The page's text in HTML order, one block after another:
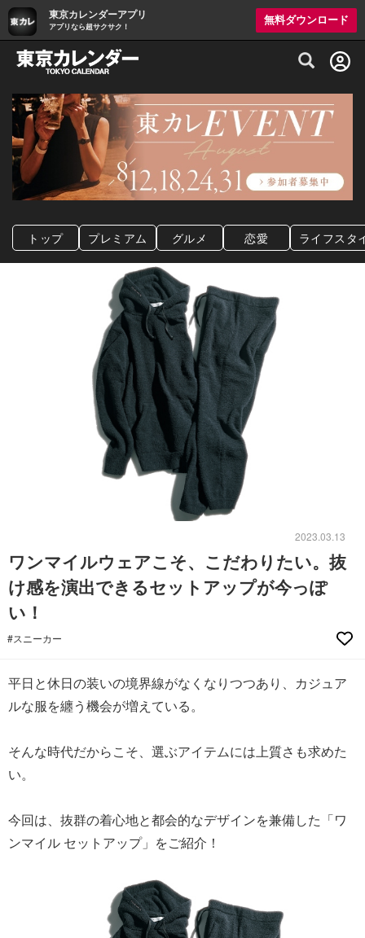
東京カレンダーアプリ
アプリなら超サクサク！
無料ダウンロード
グルメ情報・プレミアムレストラン予約
トップ プレミアム グルメ 恋愛 ライフスタ
2023.03.13
ワンマイルウェアこそ、こだわりたい。抜
け感を演出できるセットアップが今っぽ
い！
#スニーカー
平日と休日の装いの境界線がなくなりつつあり、カジュア
ルな服を纏う機会が増えている。
そんな時代だからこそ、選ぶアイテムには上質さも求めた
い。
今回は、抜群の着心地と都会的なデザインを兼備した「ワ
ンマイル セットアップ」をご紹介！